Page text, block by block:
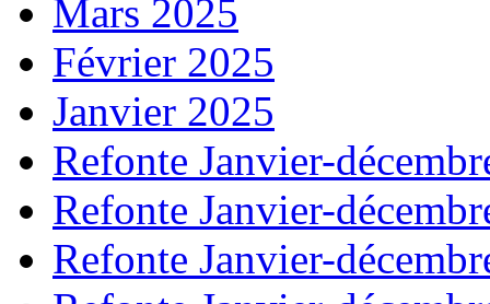
Mars 2025
Février 2025
Janvier 2025
Refonte Janvier-
Refonte Janvier-
Refonte Janvier-